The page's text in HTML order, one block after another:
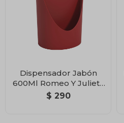
Dispensador Jabón
600Ml Romeo Y Julieta
Rojo Bold
$ 290